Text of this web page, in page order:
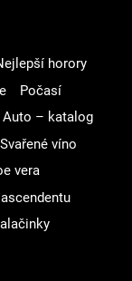
horory
Počasí
Auto – katalog
Svařené víno
vera